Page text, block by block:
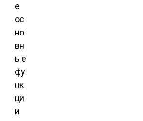
е
ос
но
вн
ые
фу
нк
ци
и